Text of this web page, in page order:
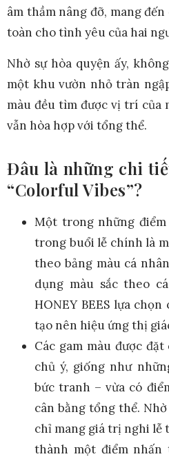
âm thầm nâng đỡ, mang
toàn cho tình yêu của hai
Nhờ sự hòa quyện ấy,
một khu vườn nhỏ tràn
màu đều tìm được vị trí của
vẫn hòa hợp với tổng thể.
Đâu là những chi
“Colorful Vibes”?
Một trong những
trong buổi lễ chính là
theo bảng màu cá
dụng màu sắc theo
HONEY BEES lựa
tạo nên hiệu ứng thị
Các gam màu được
chủ ý, giống như
bức tranh – vừa có
cân bằng tổng thể.
chỉ mang giá trị nghi lễ
thành một điểm nhấn